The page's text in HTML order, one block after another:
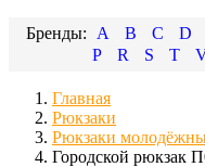
A B C D
P
R S T
Главная
Рюкзаки
Рюкзаки
Городской рюкзак